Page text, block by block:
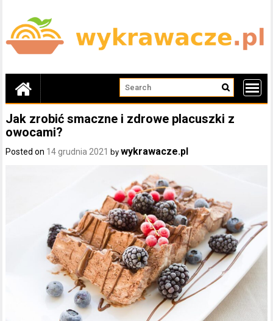
content
Jak zrobić smaczne i zdrowe placuszki z
owocami?
Posted on 14 grudnia 2021 bywykrawacze.pl